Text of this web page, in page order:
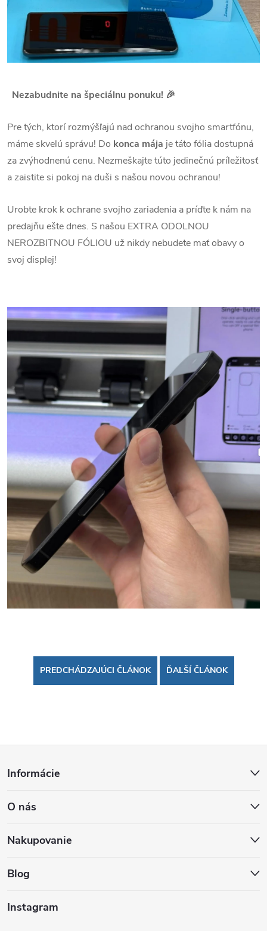
Nezabudnite na špeciálnu ponuku! 🎉
Pre tých, ktorí rozmýšľajú nad ochranou svojho smartfónu,
máme skvelú správu! Do konca mája je táto fólia dostupná
za zvýhodnenú cenu. Nezmeškajte túto jedinečnú príležitosť
a zaistite si pokoj na duši s našou novou ochranou!
Urobte krok k ochrane svojho zariadenia a príďte k nám na
predajňu ešte dnes. S našou EXTRA ODOLNOU
NEROZBITNOU FÓLIOU už nikdy nebudete mať obavy o
svoj displej!
PREDCHÁDZAJÚCI ČLÁNOK ĎALŠÍ ČLÁNOK
p
ä
Informácie
O nás
Nakupovanie
Blog
Instagram